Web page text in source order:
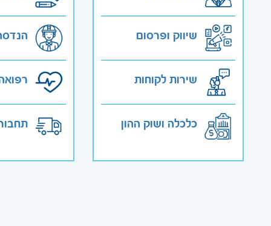
שיווק ופרסום
שירות לקוחות
כלכלה ושוק ההון